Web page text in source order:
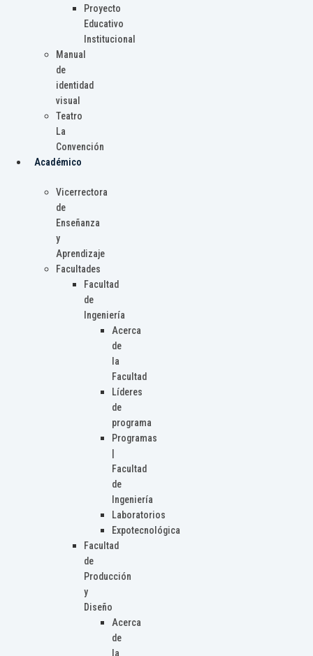
Proyecto
Educativo
Institucional
Manual
de
identidad
visual
Teatro
La
Convención
Académico
Vicerrectora
de
Enseñanza
y
Aprendizaje
Facultades
Facultad
de
Ingeniería
Acerca
de
la
Facultad
Líderes
de
programa
Programas
Facultad
de
Ingeniería
Laboratorios
Expotecnológica
Facultad
de
Producción
y
Diseño
Acerca
de
la